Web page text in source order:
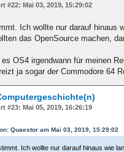
#22: Mai 03, 2019, 15:29:02
Ich wollte nur darauf hinaus
das OpenSource machen,
OS4 irgendwann für meinen
ja sogar der Commodore 64
#23: Mai 05, 2019, 16:26:19
Quaestor am Mai 03, 2019, 15:29:02
Ich wollte nur darauf hinaus wie